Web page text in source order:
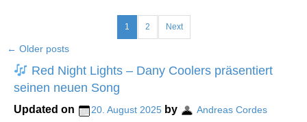
1 2 Next
← Older posts
Red Night Lights – Dany Coolers präsentiert
seinen neuen Song
Updated on 20. August 2025 by
Andreas Cordes